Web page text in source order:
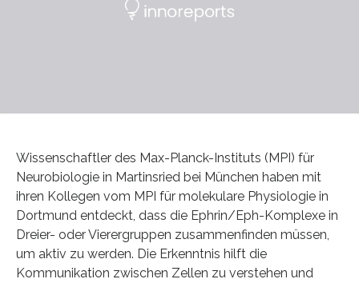
Wissenschaftler des Max-Planck-Instituts (MPI) für
Neurobiologie in Martinsried bei München haben mit
ihren Kollegen vom MPI für molekulare Physiologie in
Dortmund entdeckt, dass die Ephrin/Eph-Komplexe in
Dreier- oder Vierergruppen zusammenfinden müssen,
um aktiv zu werden. Die Erkenntnis hilft die
Kommunikation zwischen Zellen zu verstehen und